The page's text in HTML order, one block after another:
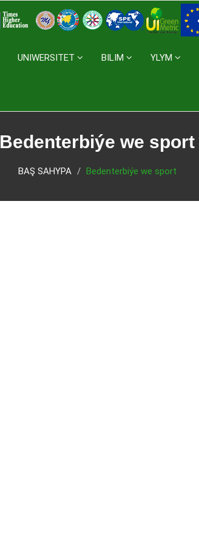
UNIWERSITET BILIM YLYM
Bedenterbiýe we sport
BAŞ SAHYPA Bedenterbiýe we sport